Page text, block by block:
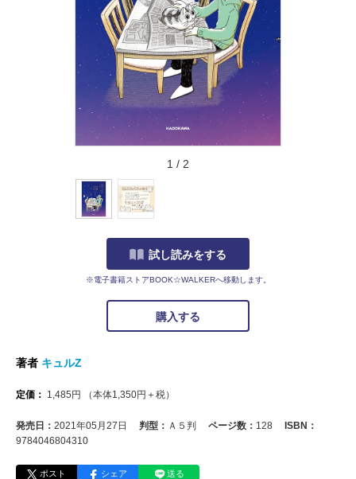
1 / 2
試し読みをする
※電子書籍ストアBOOK☆WALKERへ移動します。
購入する
著者 キュルZ
定価： 1,485 円 （本体1,350円＋税）
発売日： 2021年05月27日 判型： Ａ５判 ページ数： 128
ISBN：
9784046804310
ポスト シェア 送る